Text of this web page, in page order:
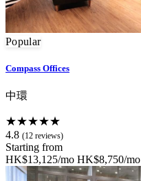
Popular
Compass Offices
中環
★★★★★
4.8 (12 reviews)
Starting from
HK$13,125/mo HK$8,750/mo